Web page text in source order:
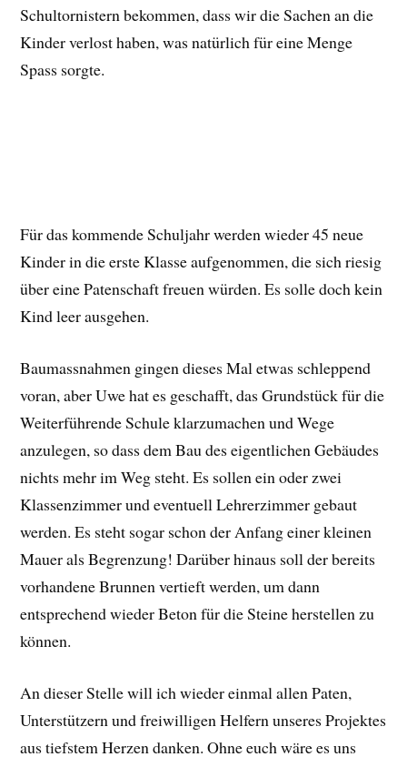
Schultornistern bekommen, dass wir die Sachen an die
Kinder verlost haben, was natürlich für eine Menge
Spass sorgte.
Für das kommende Schuljahr werden wieder 45 neue
Kinder in die erste Klasse aufgenommen, die sich riesig
über eine Patenschaft freuen würden. Es solle doch kein
Kind leer ausgehen.
Baumassnahmen gingen dieses Mal etwas schleppend
voran, aber Uwe hat es geschafft, das Grundstück für die
Weiterführende Schule klarzumachen und Wege
anzulegen, so dass dem Bau des eigentlichen Gebäudes
nichts mehr im Weg steht. Es sollen ein oder zwei
Klassenzimmer und eventuell Lehrerzimmer gebaut
werden. Es steht sogar schon der Anfang einer kleinen
Mauer als Begrenzung! Darüber hinaus soll der bereits
vorhandene Brunnen vertieft werden, um dann
entsprechend wieder Beton für die Steine herstellen zu
können.
An dieser Stelle will ich wieder einmal allen Paten,
Unterstützern und freiwilligen Helfern unseres Projektes
aus tiefstem Herzen danken. Ohne euch wäre es uns